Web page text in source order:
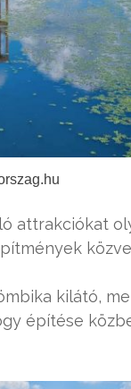
attrakciókat
kilátó,
építése